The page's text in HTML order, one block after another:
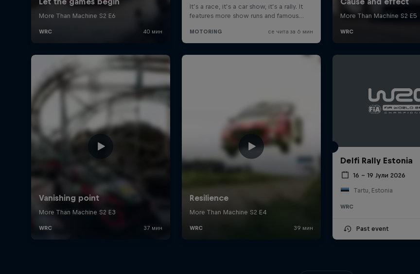
Delfi Rally Estonia
16 – 19 Јули 2026
Tartu, Estonia
WRC
Past event